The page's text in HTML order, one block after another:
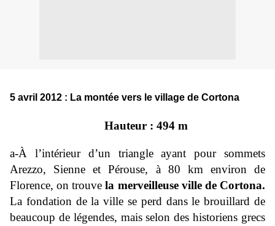
5 avril 2012 : La montée vers le village de Cortona
Hauteur : 494 m
a-À l’intérieur d’un triangle ayant pour sommets
Arezzo, Sienne et Pérouse, à 80 km environ de
Florence, on trouvela merveilleuse ville de Cortona.
La fondation de la ville se perd dans le brouillard de
beaucoup de légendes, mais selon des historiens grecs